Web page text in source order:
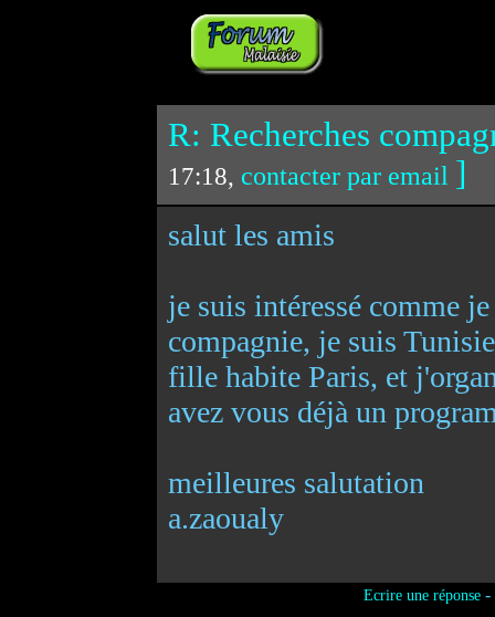
R: Recherches
17:18, contacter par email ]
salut les amis
je suis intéressé comme
compagnie, je suis
fille habite Paris, et
avez vous déjà un
meilleures salutation
a.zaoualy
Ecrire une réponse-